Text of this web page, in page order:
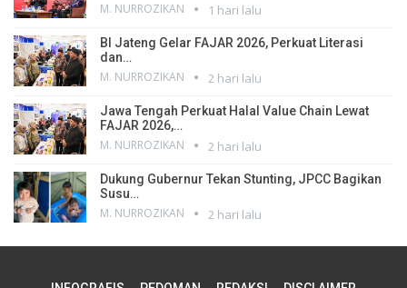
M. NURROZIKAN 1 hari lalu
BI Jateng Gelar FAJAR 2026, Perkuat Literasi
dan…
M. NURROZIKAN 2 hari lalu
Jawa Tengah Perkuat Halal Value Chain Lewat
FAJAR 2026,…
M. NURROZIKAN 2 hari lalu
Dukung Gubernur Tekan Stunting, JPCC Bagikan
Susu…
M. NURROZIKAN 2 hari lalu